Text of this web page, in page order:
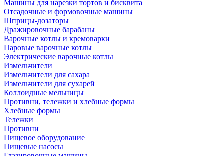
Машины для нарезки тортов и бисквита
Отсадочные и формовочные машины
Шприцы-дозаторы
Дражировочные барабаны
Варочные котлы и кремоварки
Паровые варочные котлы
Электрические варочные котлы
Измельчители
Измельчители для сахара
Измельчители для сухарей
Коллоидные мельницы
Противни, тележки и хлебные формы
Хлебные формы
Тележки
Противни
Пищевое оборудование
Пищевые насосы